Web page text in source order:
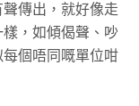
傳出，就好像走
，如傾偈聲、吵
個唔同嘅單位咁